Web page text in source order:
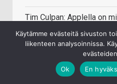
Tim Culpan: Applella on
Doom pyörii nyt
Käytämme evästeitä sivuston
liikenteen analysoinnissa.
Ok
En